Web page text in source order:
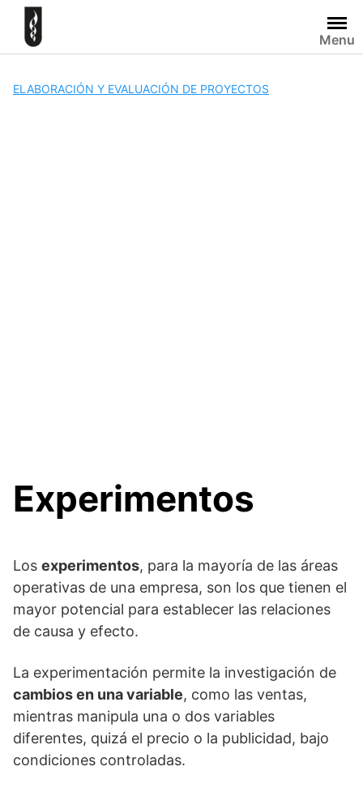
Skip
content
Menu
ELABORACIÓN Y EVALUACIÓN DE PROYECTOS
Experimentos
Los experimentos, para la mayoría de las áreas
operativas de una empresa, son los que tienen el
mayor potencial para establecer las relaciones
de causa y efecto.
La experimentación permite la investigación de
cambios en una variable, como las ventas,
mientras manipula una o dos variables
diferentes, quizá el precio o la publicidad, bajo
condiciones controladas.